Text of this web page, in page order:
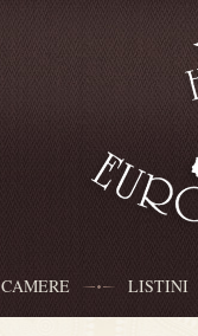
CAMERE LISTINI